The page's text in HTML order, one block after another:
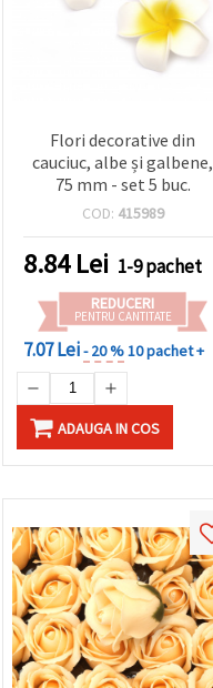
Flori decorative din
cauciuc, albe și galbene,
75 mm - set 5 buc.
COD: 415989
8.84Lei 1-9 pachet
REDUCERI
PENTRU CANTITATE
7.07 Lei- 20 %10 pachet +
ADAUGA IN COS